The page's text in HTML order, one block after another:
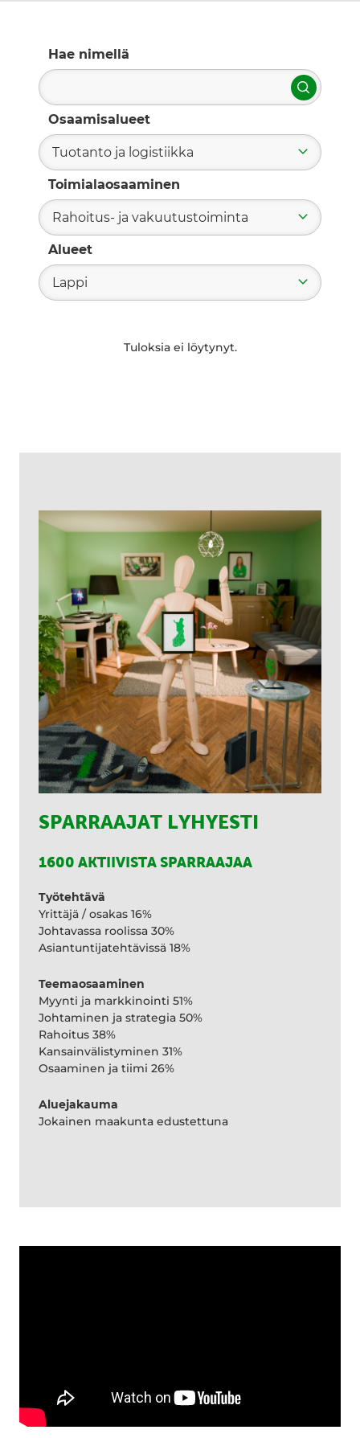
Hae nimellä
Hae
Osaamisalueet
Tuotanto ja logistiikka
Toimialaosaaminen
Rahoitus- ja vakuutustoiminta
Alueet
Lappi
Tuloksia ei löytynyt.
SPARRAAJAT LYHYESTI
1600 AKTIIVISTA SPARRAAJAA
Työtehtävä
Yrittäjä / osakas 16%
Johtavassa roolissa 30%
Asiantuntijatehtävissä 18%
Teemaosaaminen
Myynti ja markkinointi 51%
Johtaminen ja strategia 50%
Rahoitus 38%
Kansainvälistyminen 31%
Osaaminen ja tiimi 26%
Aluejakauma
Jokainen maakunta edustettuna